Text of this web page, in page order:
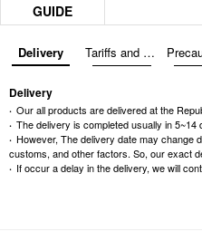
GUIDE
Delivery Tariffs and Taxes
Delivery
Our all products are delivered at the
The delivery is completed usually in 5~14
However, The delivery date may change
customs, and other factors. So, our exact
If occur a delay in the delivery, we will